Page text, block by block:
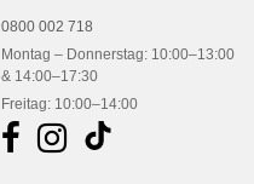
0800 002 718
Montag – Donnerstag: 10:00–13:00
& 14:00–17:30
Freitag: 10:00–14:00